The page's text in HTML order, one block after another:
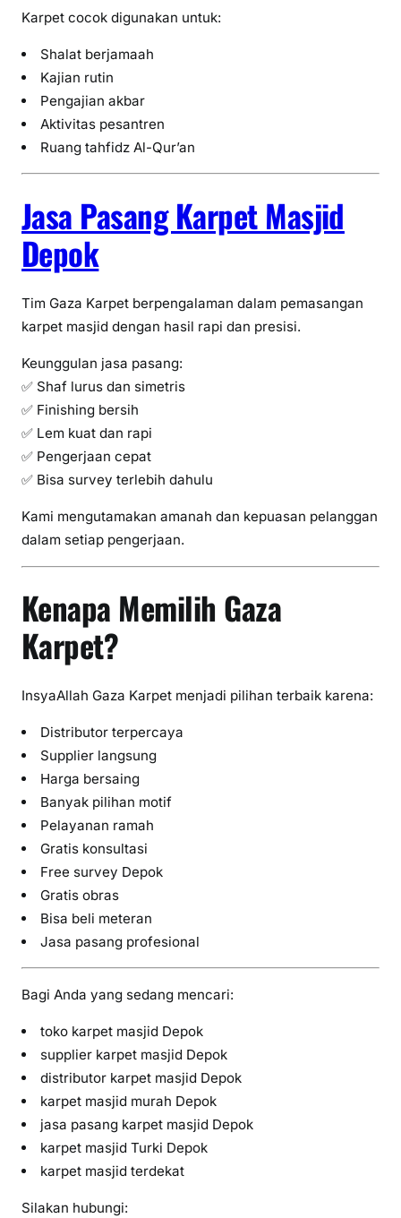
Karpet cocok digunakan untuk:
Shalat berjamaah
Kajian rutin
Pengajian akbar
Aktivitas pesantren
Ruang tahfidz Al-Qur’an
Jasa Pasang Karpet Masjid
Depok
Tim Gaza Karpet berpengalaman dalam pemasangan
karpet masjid dengan hasil rapi dan presisi.
Keunggulan jasa pasang:
✅ Shaf lurus dan simetris
✅ Finishing bersih
✅ Lem kuat dan rapi
✅ Pengerjaan cepat
✅ Bisa survey terlebih dahulu
Kami mengutamakan amanah dan kepuasan pelanggan
dalam setiap pengerjaan.
Kenapa Memilih Gaza
Karpet?
InsyaAllah Gaza Karpet menjadi pilihan terbaik karena:
Distributor terpercaya
Supplier langsung
Harga bersaing
Banyak pilihan motif
Pelayanan ramah
Gratis konsultasi
Free survey Depok
Gratis obras
Bisa beli meteran
Jasa pasang profesional
Bagi Anda yang sedang mencari:
toko karpet masjid Depok
supplier karpet masjid Depok
distributor karpet masjid Depok
karpet masjid murah Depok
jasa pasang karpet masjid Depok
karpet masjid Turki Depok
karpet masjid terdekat
Silakan hubungi: